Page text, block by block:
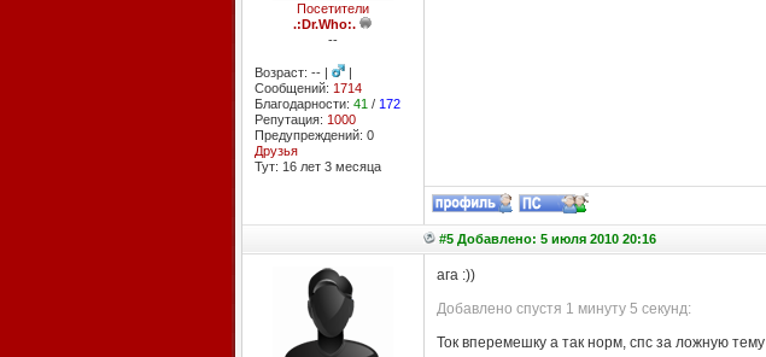
Посетители
.:Dr.Who:.
--
Возраст: -- |
|
Сообщений: 1714
Благодарности: 41 / 172
Репутация: 1000
Предупреждений: 0
Друзья
Тут: 16 лет 3 месяцa
#5 Добавлено: 5 июля 2010 20:16
ага :))
Добавлено спустя 1 минуту 5 секунд:
Ток вперемешку а так норм, спс за ложную тему